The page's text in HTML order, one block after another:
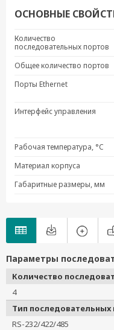
NPort 5450I-T
ОСНОВНЫЕ
Количество
последовательных портов
Общее количество портов
Порты Ethernet
Интерфейс управления
Рабочая температура, °C
Материал корпуса
Габаритные размеры, мм
Параметры
Количество
4
Тип последовательных
RS-232/422/485